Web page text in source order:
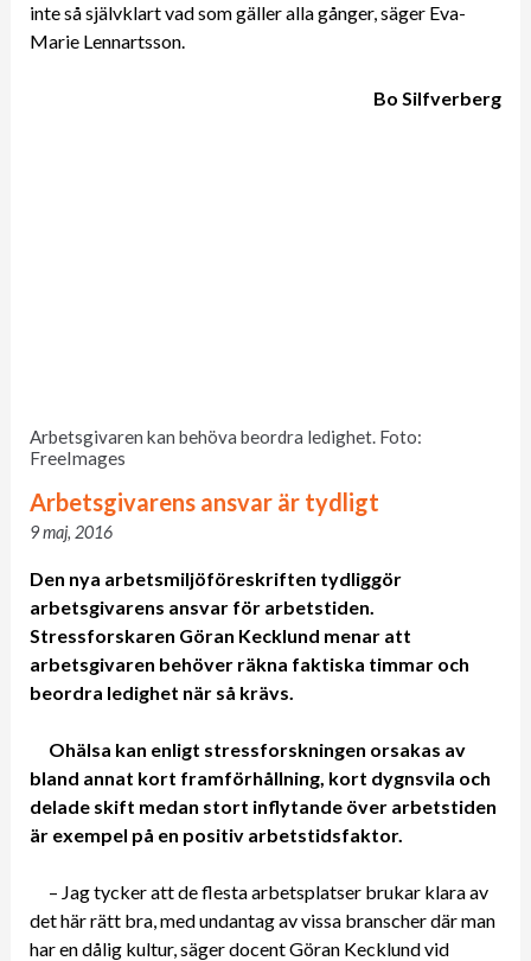
inte så självklart vad som gäller alla gånger, säger Eva-
Marie Lennartsson.
Bo Silfverberg
Arbetsgivaren kan behöva beordra ledighet. Foto:
FreeImages
Arbetsgivarens ansvar är tydligt
9 maj, 2016
Den nya arbetsmiljöföreskriften tydliggör
arbetsgivarens ansvar för arbetstiden.
Stressforskaren Göran Kecklund menar att
arbetsgivaren behöver räkna faktiska timmar och
beordra ledighet när så krävs.
Ohälsa kan enligt stressforskningen orsakas av
bland annat kort framförhållning, kort dygnsvila och
delade skift medan stort inflytande över arbetstiden
är exempel på en positiv arbetstidsfaktor.
– Jag tycker att de flesta arbetsplatser brukar klara av
det här rätt bra, med undantag av vissa branscher där man
har en dålig kultur, säger docent Göran Kecklund vid